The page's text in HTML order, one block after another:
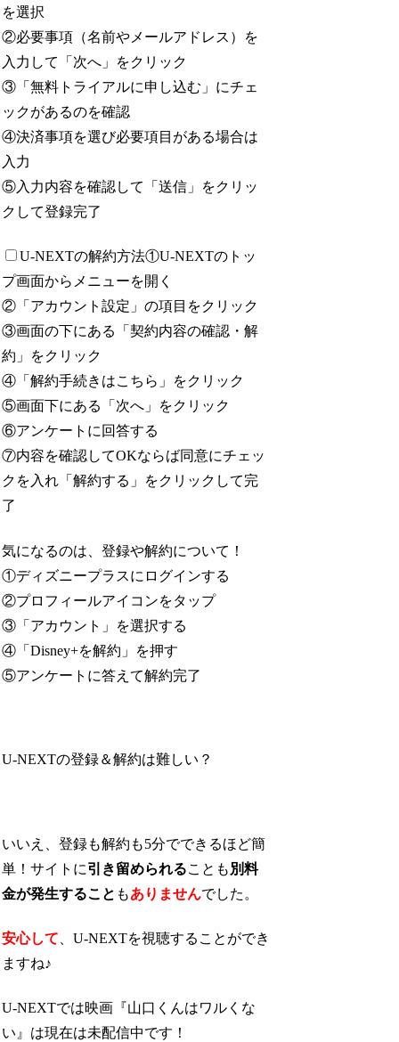
を選択
②必要事項（名前やメールアドレス）を
入力して「次へ」をクリック
③「無料トライアルに申し込む」にチェ
ックがあるのを確認
④決済事項を選び必要項目がある場合は
入力
⑤入力内容を確認して「送信」をクリッ
クして登録完了
U-NEXTの解約方法①U-NEXTのトッ
プ画面からメニューを開く
②「アカウント設定」の項目をクリック
③画面の下にある「契約内容の確認・解
約」をクリック
④「解約手続きはこちら」をクリック
⑤画面下にある「次へ」をクリック
⑥アンケートに回答する
⑦内容を確認してOKならば同意にチェッ
クを入れ「解約する」をクリックして完
了
気になるのは、登録や解約について！
①ディズニープラスにログインする
②プロフィールアイコンをタップ
③「アカウント」を選択する
④「Disney+を解約」を押す
⑤アンケートに答えて解約完了
U-NEXTの登録＆解約は難しい？
いいえ、登録も解約も5分でできるほど簡
単！サイトに引き留められることも 別料
金が発生すること もありませんでした。
安心して 、U-NEXTを視聴することができ
ますね♪
U-NEXTでは映画『山口くんはワルくな
い』は現在は未配信中です！